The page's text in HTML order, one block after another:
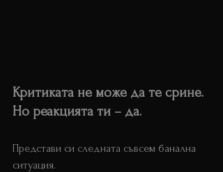
Критиката не може да те срине.
Но реакцията ти – да.
Представи си следната съвсем банална
ситуация.